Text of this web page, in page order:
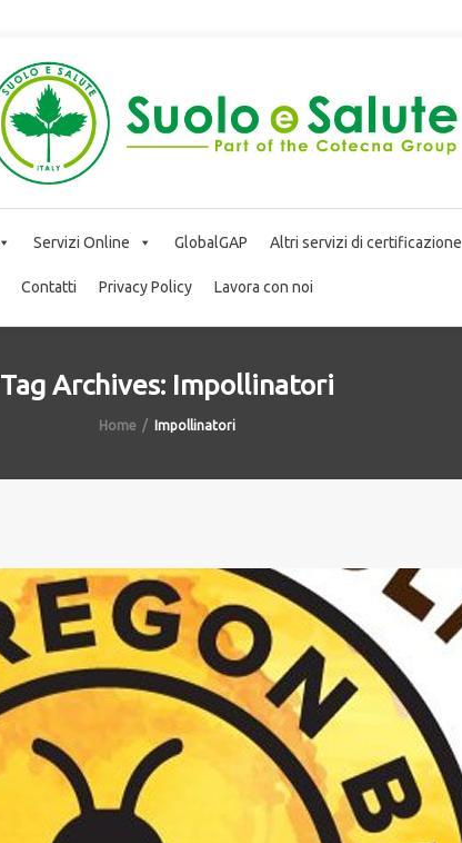
Servizi Online GlobalGAP Altri servizi di certificazione
Contatti Privacy Policy Lavora con noi
Tag Archives: Impollinatori
Home Impollinatori